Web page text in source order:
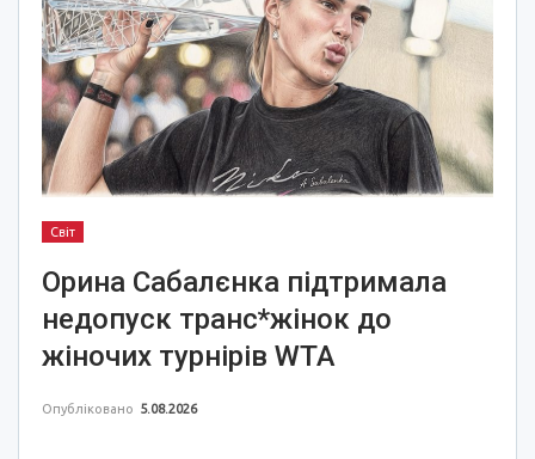
Світ
Орина Сабалєнка підтримала
недопуск транс*жінок до
жіночих турнірів WTA
Опубліковано 5.08.2026